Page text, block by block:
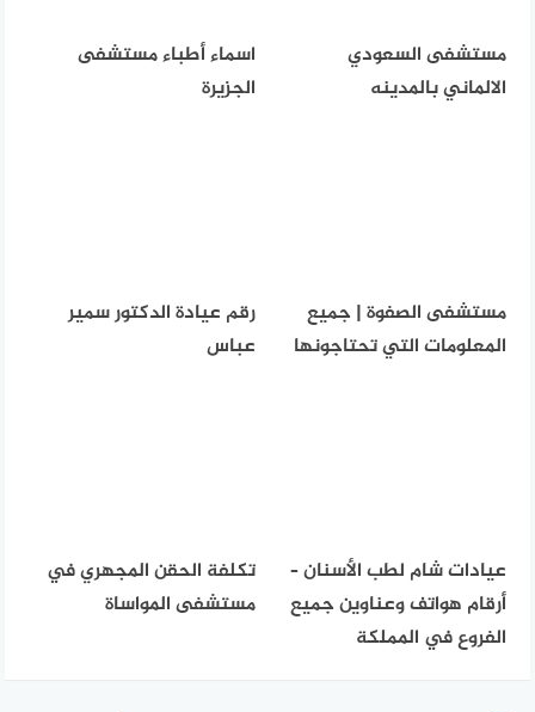
مستشفى السعودي
الالماني بالمدينه
اسماء أطباء مستشفى
الجزيرة
مستشفى الصفوة | جميع
المعلومات التي تحتاجونها
رقم عيادة الدكتور سمير
عباس
عيادات شام لطب الأسنان –
أرقام هواتف وعناوين جميع
الفروع في المملكة
تكلفة الحقن المجهري في
مستشفى المواساة